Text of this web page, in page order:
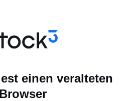
einen veralteten
Browser